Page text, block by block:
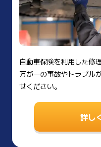
自動車保険を利用した修
万が一の事故やトラブル
せください。
詳し